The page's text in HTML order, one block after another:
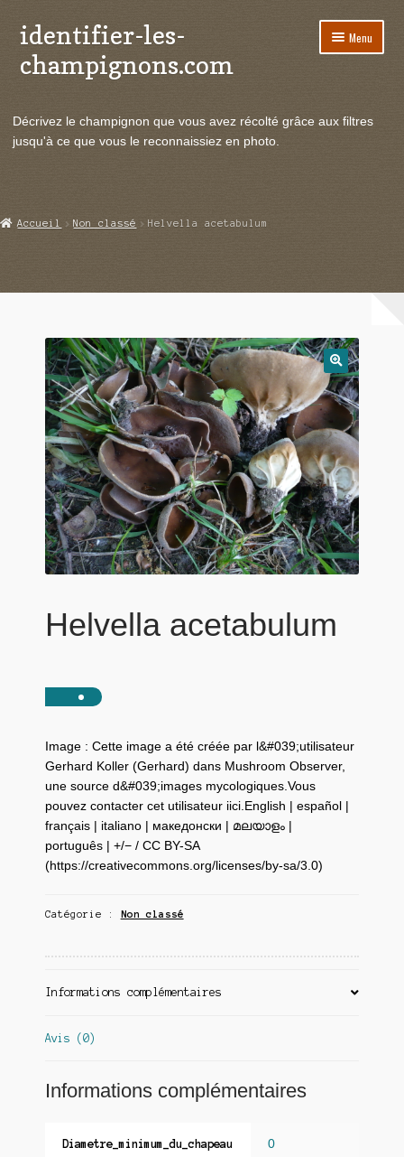
Aller
à
la
Aller
au
contenu
identifier-les-
champignons.com
Menu
le
Actualités
Echanges et contacts
Décrivez le champignon que vous avez récolté grâce aux filtres
jusqu'à ce que vous le reconnaissiez en photo.
Accueil Non classé Helvella acetabulum
Helvella acetabulum
Image : Cette image a été créée par l&#039;utilisateur
Gerhard Koller (Gerhard) dans Mushroom Observer,
une source d&#039;images mycologiques.Vous
pouvez contacter cet utilisateur iici.English | español |
français | italiano | македонски | മലയാളം |
português | +/− / CC BY-SA
(https://creativecommons.org/licenses/by-sa/3.0)
Catégorie : Non classé
Informations complémentaires
Avis (0)
Informations complémentaires
Diametre_minimum_du_chapeau 0